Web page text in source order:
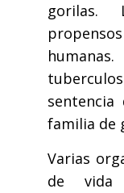
gorilas.
familia de
Varias
de vida